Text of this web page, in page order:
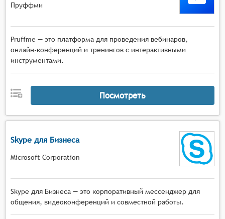
Пруффми
Pruffme — это платформа для проведения вебинаров,
онлайн-конференций и тренингов с интерактивными
инструментами.
Посмотреть
Skype для Бизнеса
Microsoft Corporation
Skype для Бизнеса — это корпоративный мессенджер для
общения, видеоконференций и совместной работы.